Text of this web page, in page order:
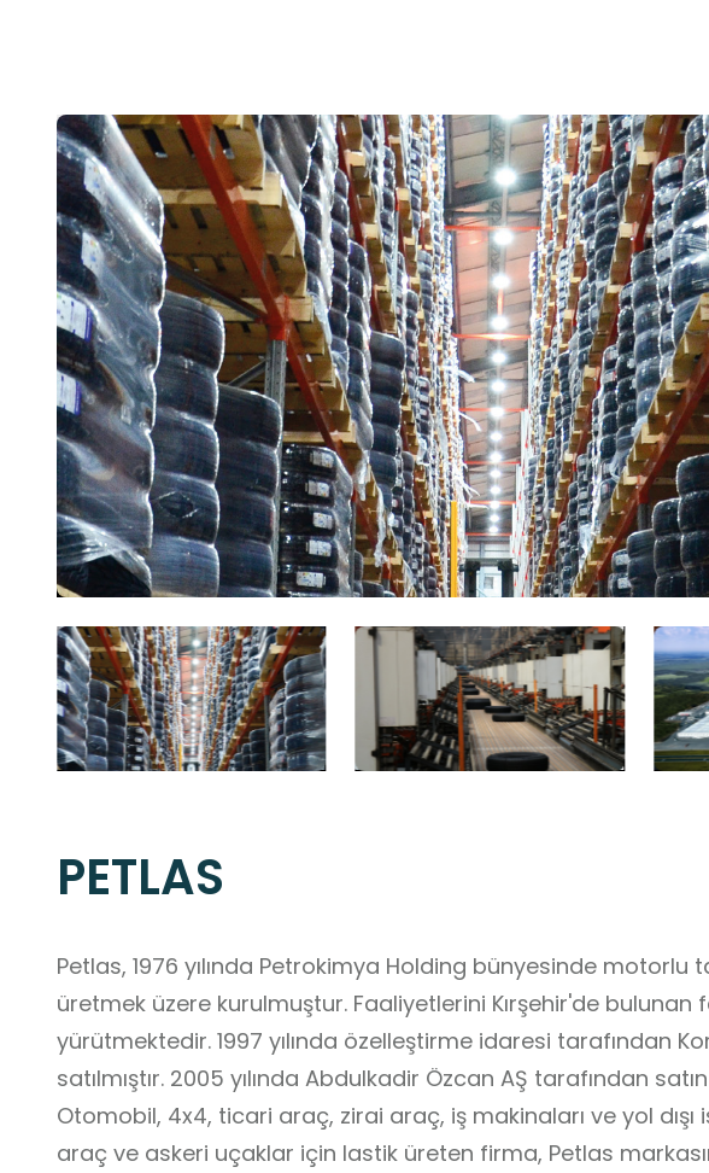
PETLAS
Petlas, 1976 yılında Petrokimya Holding bünyesinde motorlu
üretmek üzere kurulmuştur. Faaliyetlerini Kırşehir'de bulunan
yürütmektedir. 1997 yılında özelleştirme idaresi tarafından
satılmıştır. 2005 yılında Abdulkadir Özcan AŞ tarafından satın
Otomobil, 4x4, ticari araç, zirai araç, iş makinaları ve yol dışı
araç ve askeri uçaklar için lastik üreten firma, Petlas